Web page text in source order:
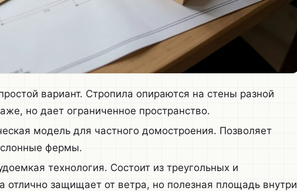
вариант. Стропила опираются на стены разной
но дает ограниченное пространство.
модель для частного домостроения. Позволяет
фермы.
технология. Состоит из треугольных и
отлично защищает от ветра, но полезная площадь внутри